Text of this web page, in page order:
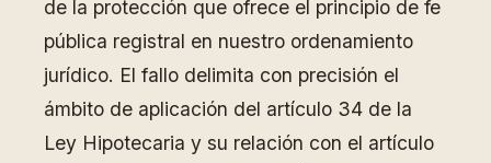
de la protección que ofrece el principio de fe
pública registral en nuestro ordenamiento
jurídico. El fallo delimita con precisión el
ámbito de aplicación del artículo 34 de la
Ley Hipotecaria y su relación con el artículo